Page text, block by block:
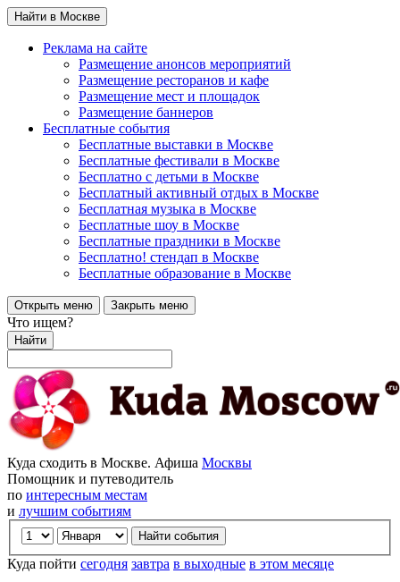
Найти в Москве
Реклама на сайте
Размещение анонсов мероприятий
Размещение ресторанов и кафе
Размещение мест и площадок
Размещение баннеров
Бесплатные события
Бесплатные выставки в Москве
Бесплатные фестивали в Москве
Бесплатно с детьми в Москве
Бесплатный активный отдых в Москве
Бесплатная музыка в Москве
Бесплатные шоу в Москве
Бесплатные праздники в Москве
Бесплатно! стендап в Москве
Бесплатные образование в Москве
Открыть меню Закрыть меню
Что ищем?
Найти
Куда сходить в Москве. Афиша Москвы
Помощник и путеводитель
по интересным местам
и лучшим событиям
Куда пойти сегодня завтра в выходные в этом месяце